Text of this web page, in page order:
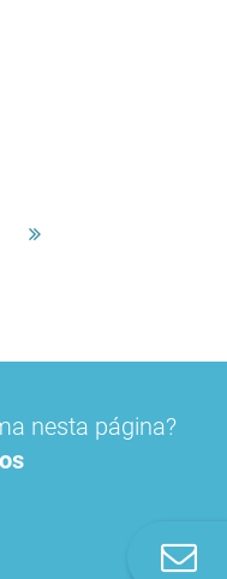
nesta página?